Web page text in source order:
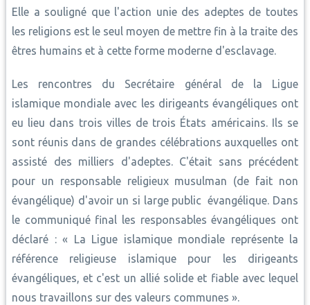
Elle a souligné que l'action unie des adeptes de toutes
les religions est le seul moyen de mettre fin à la traite des
êtres humains et à cette forme moderne d'esclavage.
Les rencontres du Secrétaire général de la Ligue
islamique mondiale avec les dirigeants évangéliques ont
eu lieu dans trois villes de trois États américains. Ils se
sont réunis dans de grandes célébrations auxquelles ont
assisté des milliers d'adeptes. C'était sans précédent
pour un responsable religieux musulman (de fait non
évangélique) d'avoir un si large public évangélique. Dans
le communiqué final les responsables évangéliques ont
déclaré : « La Ligue islamique mondiale représente la
référence religieuse islamique pour les dirigeants
évangéliques, et c'est un allié solide et fiable avec lequel
nous travaillons sur des valeurs communes ».